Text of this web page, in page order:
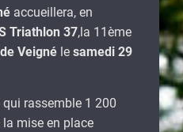
accueillera, en
Triathlon 37,la 11ème
Veigné le samedi 29
rassemble 1 200
mise en place